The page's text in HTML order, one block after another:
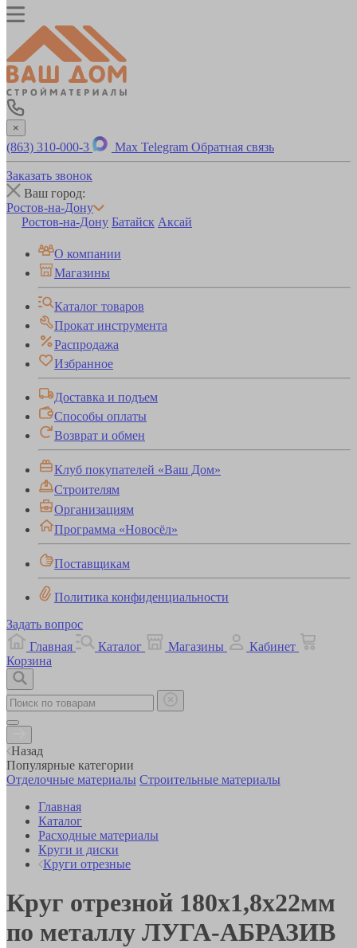
×
(863) 310-000-3 Max Telegram Обратная связь
Заказать звонок
Ваш город:
Ростов-на-Дону
Ростов-на-Дону Батайск Аксай
О компании
Магазины
Каталог товаров
Прокат инструмента
Распродажа
Избранное
Доставка и подъем
Способы оплаты
Возврат и обмен
Клуб покупателей «Ваш Дом»
Строителям
Организациям
Программа «Новосёл»
Поставщикам
Политика конфиденциальности
Задать вопрос
Главная
Каталог Магазины
Кабинет
Корзина
Назад
Популярные категории
Отделочные материалы Строительные материалы
Главная
Каталог
Расходные материалы
Круги и диски
Круги отрезные
Круг отрезной 180x1,8x22мм
по металлу ЛУГА-АБРАЗИВ